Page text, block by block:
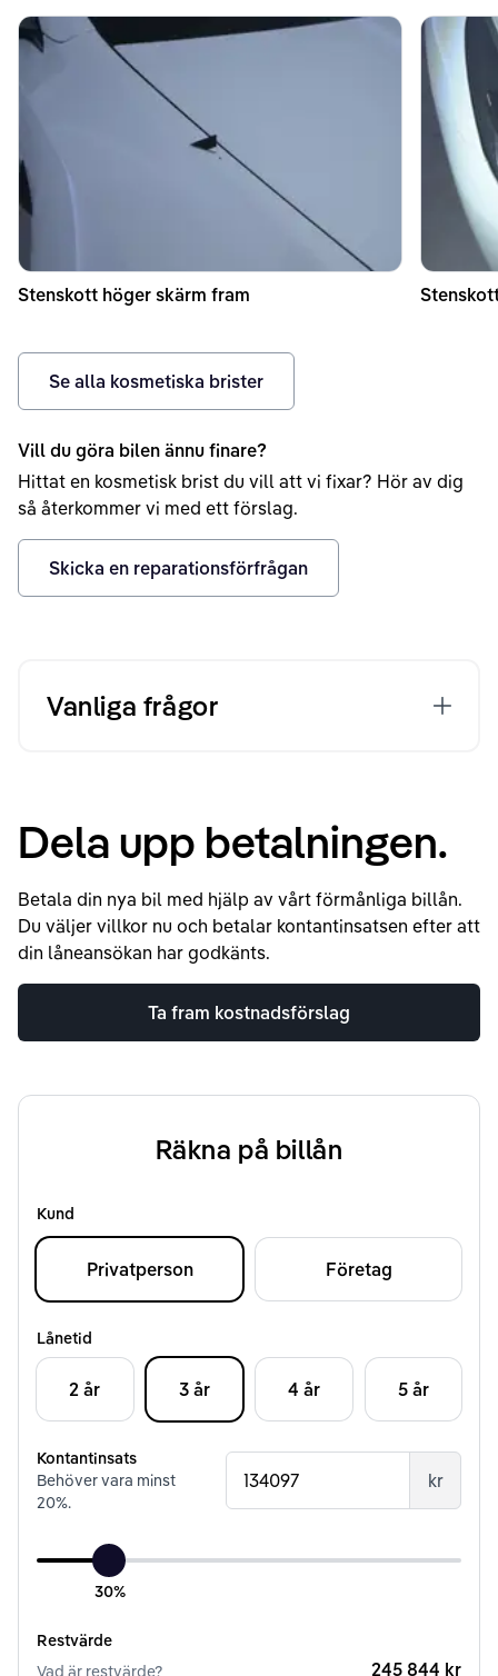
Stenskott höger skärm fram
Se alla kosmetiska brister
Vill du göra bilen ännu finare?
Hittat en kosmetisk brist du vill att vi fixar? Hör av dig
så återkommer vi med ett förslag.
Skicka en reparationsförfrågan
Vanliga frågor
Dela upp betalningen.
Betala din nya bil med hjälp av vårt förmånliga billån.
Du väljer villkor nu och betalar kontantinsatsen efter att
din låneansökan har godkänts.
Ta fram kostnadsförslag
Räkna på billån
Kund
Privatperson Företag
Lånetid
2 år 3 år 4 år 5 år
Kontantinsats
Behöver vara minst
20%.
kr
30%
Restvärde
Vad är restvärde?
245 844 kr